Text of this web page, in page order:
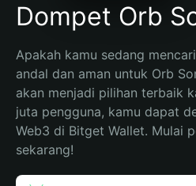
Dompet Orb
Apakah kamu sedang
andal dan aman untuk Orb
akan menjadi pilihan terbaik
juta pengguna, kamu dapat
Web3 di Bitget Wallet. Mulai
sekarang!